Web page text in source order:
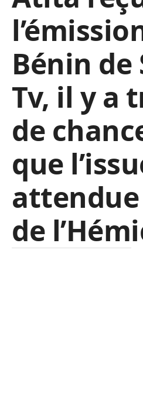
Bénin de
Tv, il y a
de
que
de